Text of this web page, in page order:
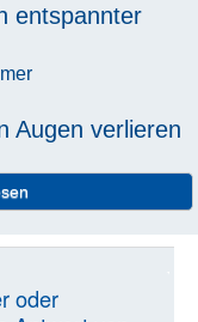
entspannter
Augen verlieren